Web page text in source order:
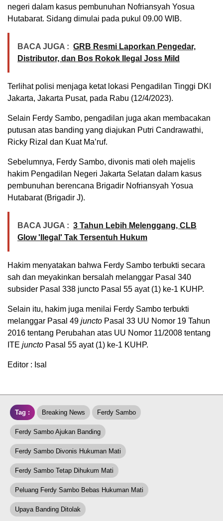
negeri dalam kasus pembunuhan Nofriansyah Yosua
Hutabarat. Sidang dimulai pada pukul 09.00 WIB.
BACA JUGA : GRB Resmi Laporkan Pengedar,
Distributor, dan Bos Rokok Ilegal Joss Mild
Terlihat polisi menjaga ketat lokasi Pengadilan Tinggi DKI
Jakarta, Jakarta Pusat, pada Rabu (12/4/2023).
Selain Ferdy Sambo, pengadilan juga akan membacakan
putusan atas banding yang diajukan Putri Candrawathi,
Ricky Rizal dan Kuat Ma’ruf.
Sebelumnya, Ferdy Sambo, divonis mati oleh majelis
hakim Pengadilan Negeri Jakarta Selatan dalam kasus
pembunuhan berencana Brigadir Nofriansyah Yosua
Hutabarat (Brigadir J).
BACA JUGA : 3 Tahun Lebih Melenggang, CLB
Glow 'Ilegal' Tak Tersentuh Hukum
Hakim menyatakan bahwa Ferdy Sambo terbukti secara
sah dan meyakinkan bersalah melanggar Pasal 340
subsider Pasal 338 juncto Pasal 55 ayat (1) ke-1 KUHP.
Selain itu, hakim juga menilai Ferdy Sambo terbukti
melanggar Pasal 49 juncto Pasal 33 UU Nomor 19 Tahun
2016 tentang Perubahan atas UU Nomor 11/2008 tentang
ITE juncto Pasal 55 ayat (1) ke-1 KUHP.
Editor : Isal
Tag : Breaking News Ferdy Sambo
Ferdy Sambo Ajukan Banding
Ferdy Sambo Divonis Hukuman Mati
Ferdy Sambo Tetap Dihukum Mati
Peluang Ferdy Sambo Bebas Hukuman Mati
Upaya Banding Ditolak